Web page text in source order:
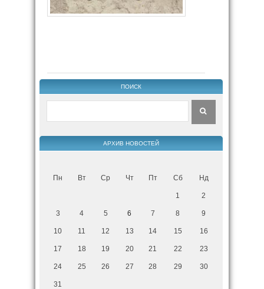
ПОИСК
АРХИВ НОВОСТЕЙ
Пн Вт Ср Чт Пт Сб Нд
1 2
3 4 5 6 7 8 9
10 11 12 13 14 15 16
17 18 19 20 21 22 23
24 25 26 27 28 29 30
31